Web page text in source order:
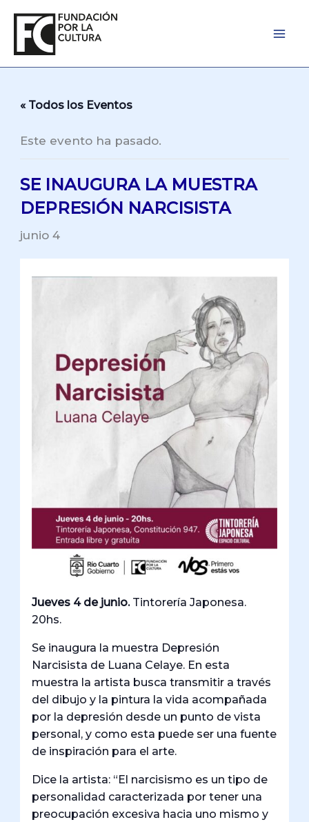
contenido
« Todos los Eventos
Este evento ha pasado.
SE INAUGURA LA MUESTRA
DEPRESIÓN NARCISISTA
junio 4
Jueves 4 de junio.Tintorería Japonesa.
20hs.
Se inaugura la muestra Depresión
Narcisista de Luana Celaye. En esta
muestra la artista busca transmitir a través
del dibujo y la pintura la vida acompañada
por la depresión desde un punto de vista
personal, y como esta puede ser una fuente
de inspiración para el arte.
Dice la artista: “El narcisismo es un tipo de
personalidad caracterizada por tener una
preocupación excesiva hacia uno mismo y